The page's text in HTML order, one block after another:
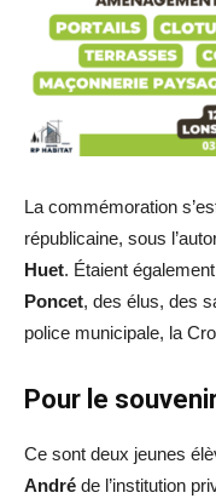
La commémoration
républicaine, sous
Huet. Étaient
Poncet, des élus, des
police municipale, la
Pour le
Ce sont deux jeunes
André de l’institution